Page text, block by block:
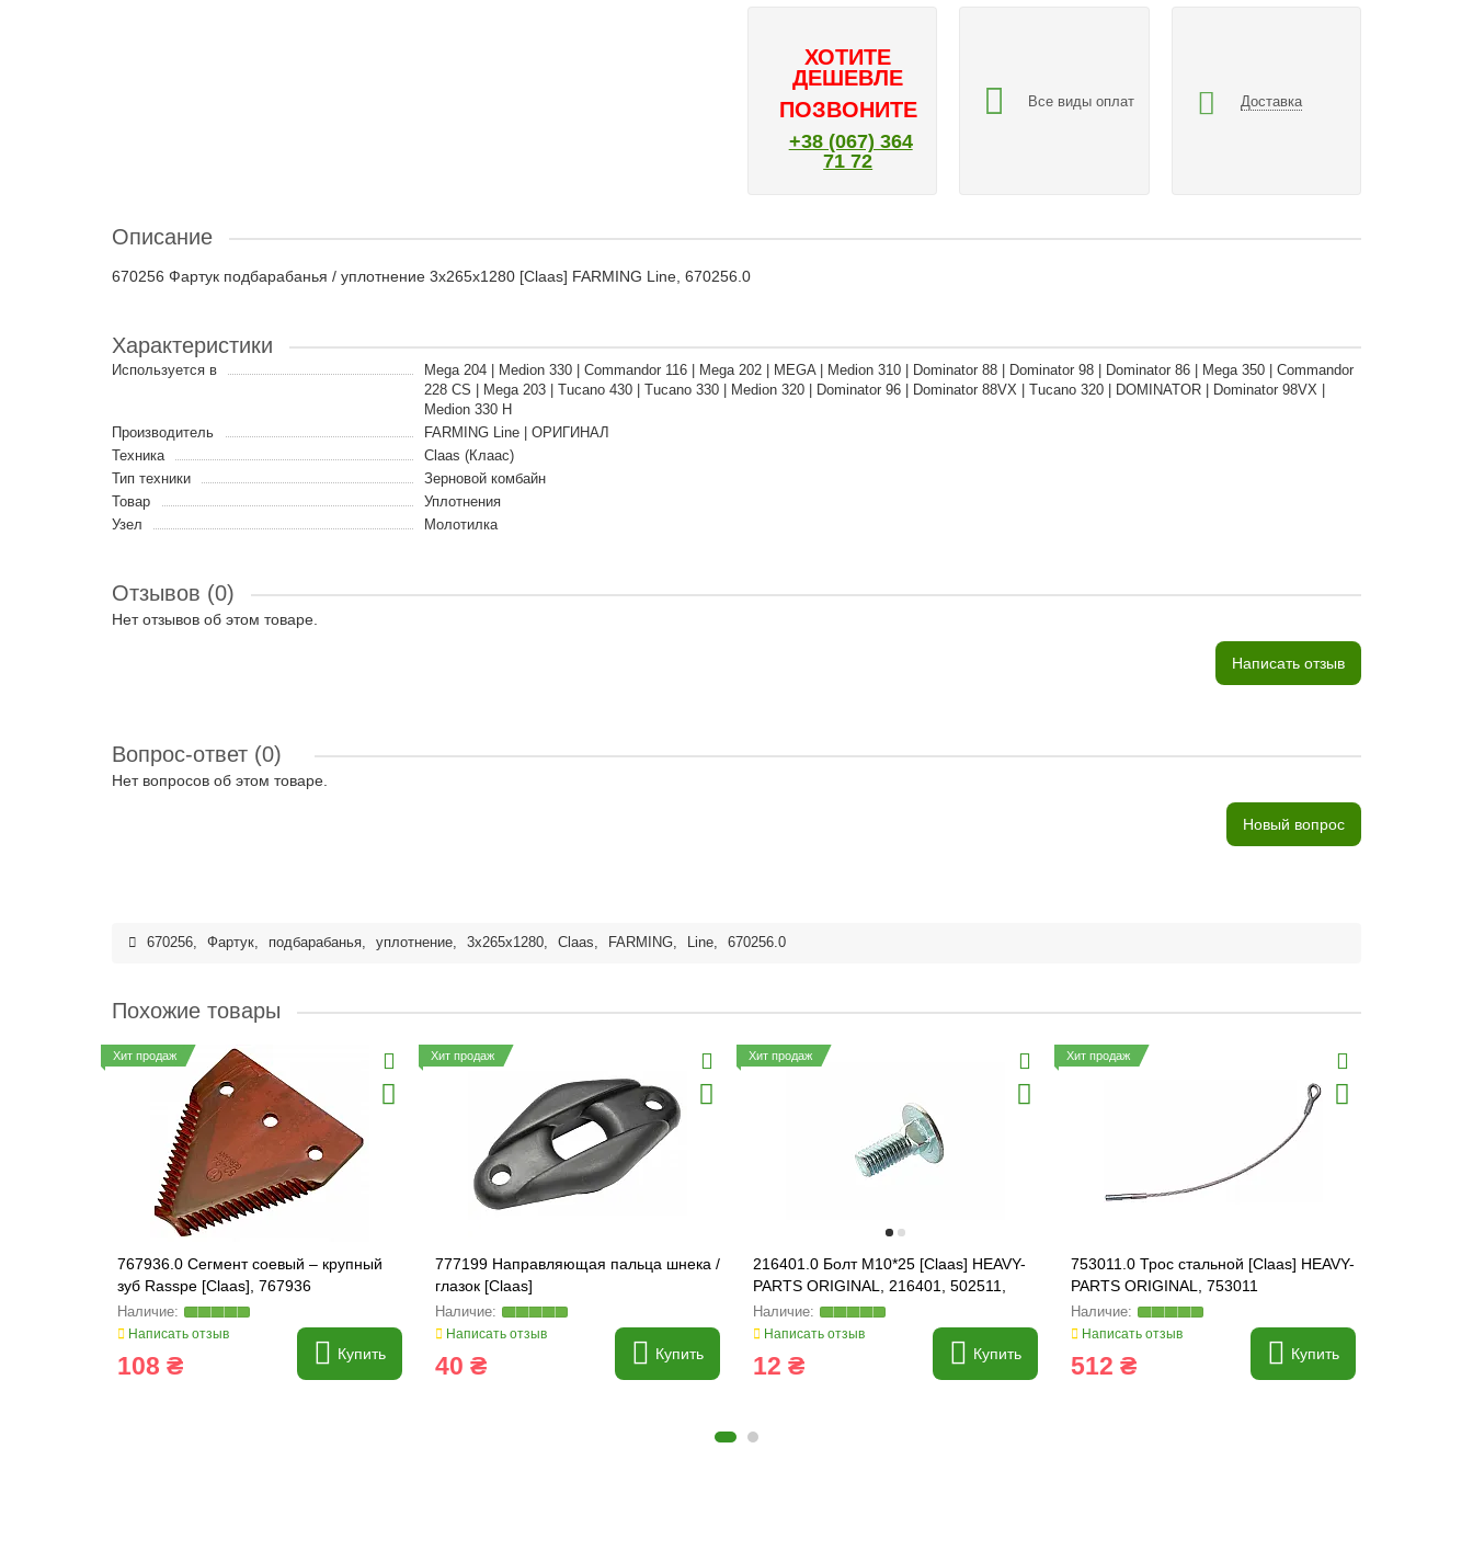
ХОТИТЕ
ДЕШЕВЛЕ
ПОЗВОНИТЕ
+38 (067) 364
71 72
Все виды оплат Доставка
Описание
670256 Фартук подбарабанья / уплотнение 3x265x1280 [Claas] FARMING Line, 670256.0
Характеристики
Используется в
Mega 204 | Medion 330 | Commandor 116 | Mega 202 | MEGA | Medion 310 | Dominator 88 | Dominator 98 | Dominator 86 | Mega 350 | Commandor
228 CS | Mega 203 | Tucano 430 | Tucano 330 | Medion 320 | Dominator 96 | Dominator 88VX | Tucano 320 | DOMINATOR | Dominator 98VX |
Medion 330 H
Производитель
FARMING Line | ОРИГИНАЛ
Техника
Claas (Клаас)
Тип техники
Зерновой комбайн
Товар
Уплотнения
Узел
Молотилка
Отзывов (0)
Нет отзывов об этом товаре.
Написать отзыв
Вопрос-ответ (0)
Нет вопросов об этом товаре.
Новый вопрос
670256, Фартук, подбарабанья, уплотнение, 3x265x1280, Claas, FARMING, Line, 670256.0
Похожие товары
Хит продаж
767936.0 Сегмент соевый – крупный
зуб Rasspe [Claas], 767936
Написать отзыв
108 ₴ Купить
Хит продаж
777199 Направляющая пальца шнека /
глазок [Claas]
Написать отзыв
40 ₴ Купить
Хит продаж
216401.0 Болт M10*25 [Claas] HEAVY-
PARTS ORIGINAL, 216401, 502511,
03M7191
Написать отзыв
12 ₴ Купить
Хит продаж
753011.0 Трос стальной [Claas] HEAVY-
PARTS ORIGINAL, 753011
Написать отзыв
512 ₴ Купить